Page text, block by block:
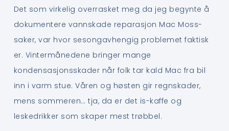
Det som virkelig overrasket meg da jeg begynte å
dokumentere vannskade reparasjon Mac Moss-
saker, var hvor sesongavhengig problemet faktisk
er. Vintermånedene bringer mange
kondensasjonsskader når folk tar kald Mac fra bil
inn i varm stue. Våren og høsten gir regnskader,
mens sommeren… tja, da er det is-kaffe og
leskedrikker som skaper mest trøbbel.